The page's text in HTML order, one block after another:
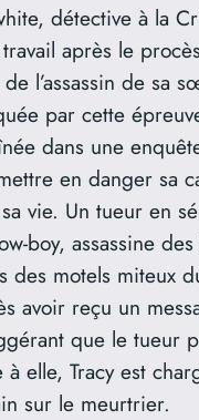
détective à la
après le
l’assassin de sa
par cette
dans une
en danger sa
vie. Un tueur en
boy, assassine
des motels miteux
avoir reçu un
que le tueur
à elle, Tracy est
sur le meurtrier.